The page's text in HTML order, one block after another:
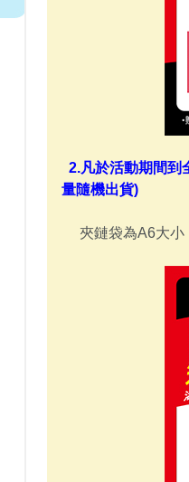
2.凡於活動期間到
量隨機出貨)
夾鏈袋為A6大小